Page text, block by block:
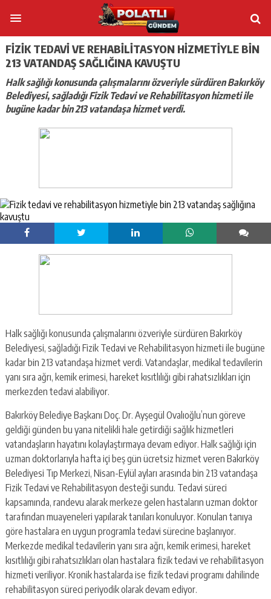
FIZIK TEDAVI VE REHABILITASYON HIZMETIYLE BIN
213 VATANDAŞ SAĞLIĞINA KAVUŞTU
Halk sağlığı konusunda çalışmalarını özveriyle sürdüren Bakırköy
Belediyesi, sağladığı Fizik Tedavi ve Rehabilitasyon hizmeti ile
bugüne kadar bin 213 vatandaşa hizmet verdi.
Halk sağlığı konusunda çalışmalarını özveriyle sürdüren Bakırköy
Belediyesi, sağladığı Fizik Tedavi ve Rehabilitasyon hizmeti ile bugüne
kadar bin 213 vatandaşa hizmet verdi. Vatandaşlar, medikal tedavilerin
yanı sıra ağrı, kemik erimesi, hareket kısıtlılığı gibi rahatsızlıkları için
merkezden tedavi alabiliyor.
Bakırköy Belediye Başkanı Doç. Dr. Ayşegül Ovalıoğlu’nun göreve
geldiği günden bu yana nitelikli hale getirdiği sağlık hizmetleri
vatandaşların hayatını kolaylaştırmaya devam ediyor. Halk sağlığı için
uzman doktorlarıyla hafta içi beş gün ücretsiz hizmet veren Bakırköy
Belediyesi Tıp Merkezi, Nisan-Eylül ayları arasında bin 213 vatandaşa
Fizik Tedavi ve Rehabilitasyon desteği sundu. Tedavi süreci
kapsamında, randevu alarak merkeze gelen hastaların uzman doktor
tarafından muayeneleri yapılarak tanıları konuluyor. Konulan tanıya
göre hastalara en uygun programla tedavi sürecine başlanıyor.
Merkezde medikal tedavilerin yanı sıra ağrı, kemik erimesi, hareket
kısıtlılığı gibi rahatsızlıkları olan hastalara fizik tedavi ve rehabilitasyon
hizmeti veriliyor. Kronik hastalarda ise fizik tedavi programı dahilinde
rehabilitasyon süreci periyodik olarak devam ediyor.